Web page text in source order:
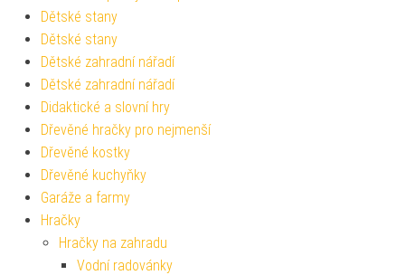
Dětské stany
Dětské stany
Dětské zahradní nářadí
Dětské zahradní nářadí
Didaktické a slovní hry
Dřevěné hračky pro nejmenší
Dřevěné kostky
Dřevěné kuchyňky
Garáže a farmy
Hračky
Hračky na zahradu
Vodní radovánky